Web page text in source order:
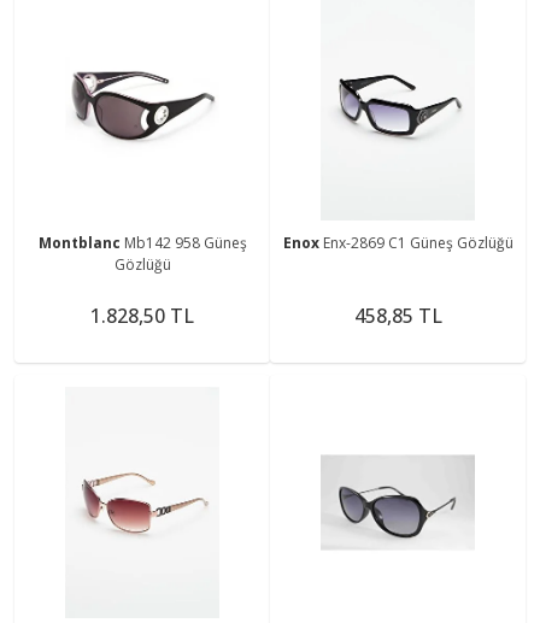
Montblanc Mb142 958 Güneş
Gözlüğü
1.828,50 TL
Enox Enx-2869 C1 Güneş Gözlüğü
458,85 TL